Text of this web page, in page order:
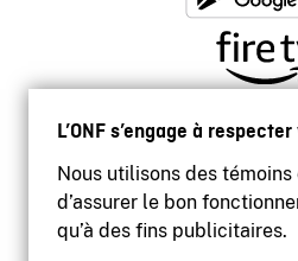
L’ONF s’engage à
Nous utilisons des
d’assurer le bon
qu’à des fins publicitaires.